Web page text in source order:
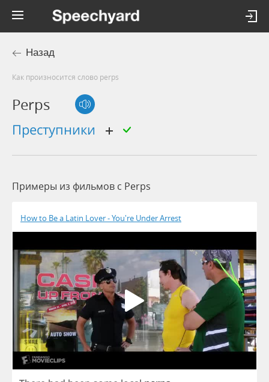
Назад
Как произносится слово perps
Perps
преступники
Примеры из фильмов c Perps
How to Be a Latin Lover - You're Under Arrest